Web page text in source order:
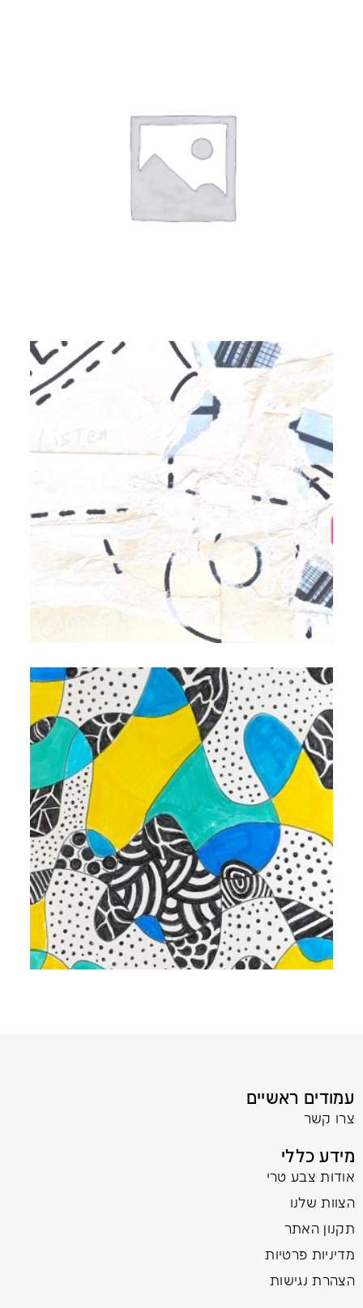
עמודים ראשיים
צרו קשר
מידע כללי
אודות צבע טרי
הצוות שלנו
תקנון האתר
מדיניות פרטיות
הצהרת נגישות